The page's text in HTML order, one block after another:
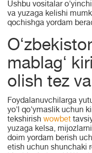
Ushbu vositalar
va yuzaga kelishi
qochishga yordam
mablagʻ
olish tez
Foydalanuvchilarga
yo'l qo'ymaslik uchun
tekshirish wowbet
yuzaga kelsa,
doim yordam berish
etish uchun shunchaki